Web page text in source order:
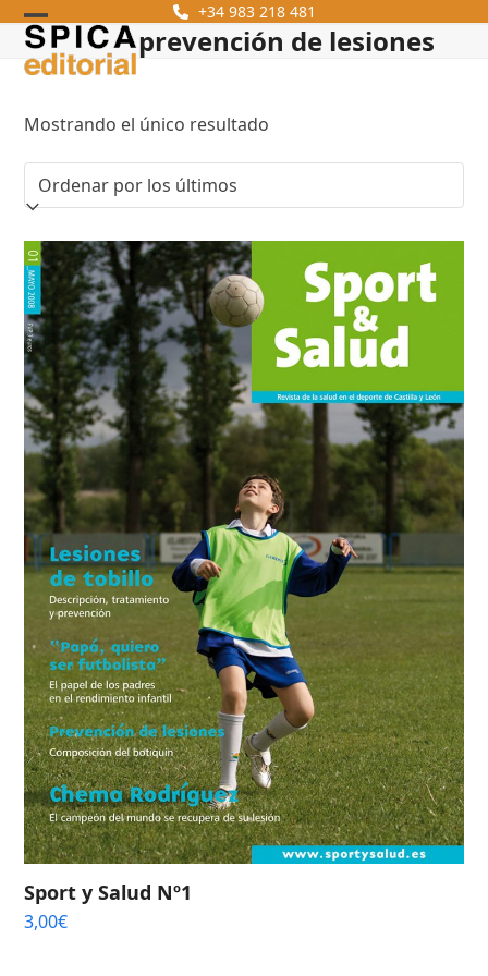
Skip
content
+34 983 218 481
Open
mobile
menu
Close
mobile
menu
prevención de lesiones
Mostrando el único resultado
Sport y Salud Nº1
3,00€